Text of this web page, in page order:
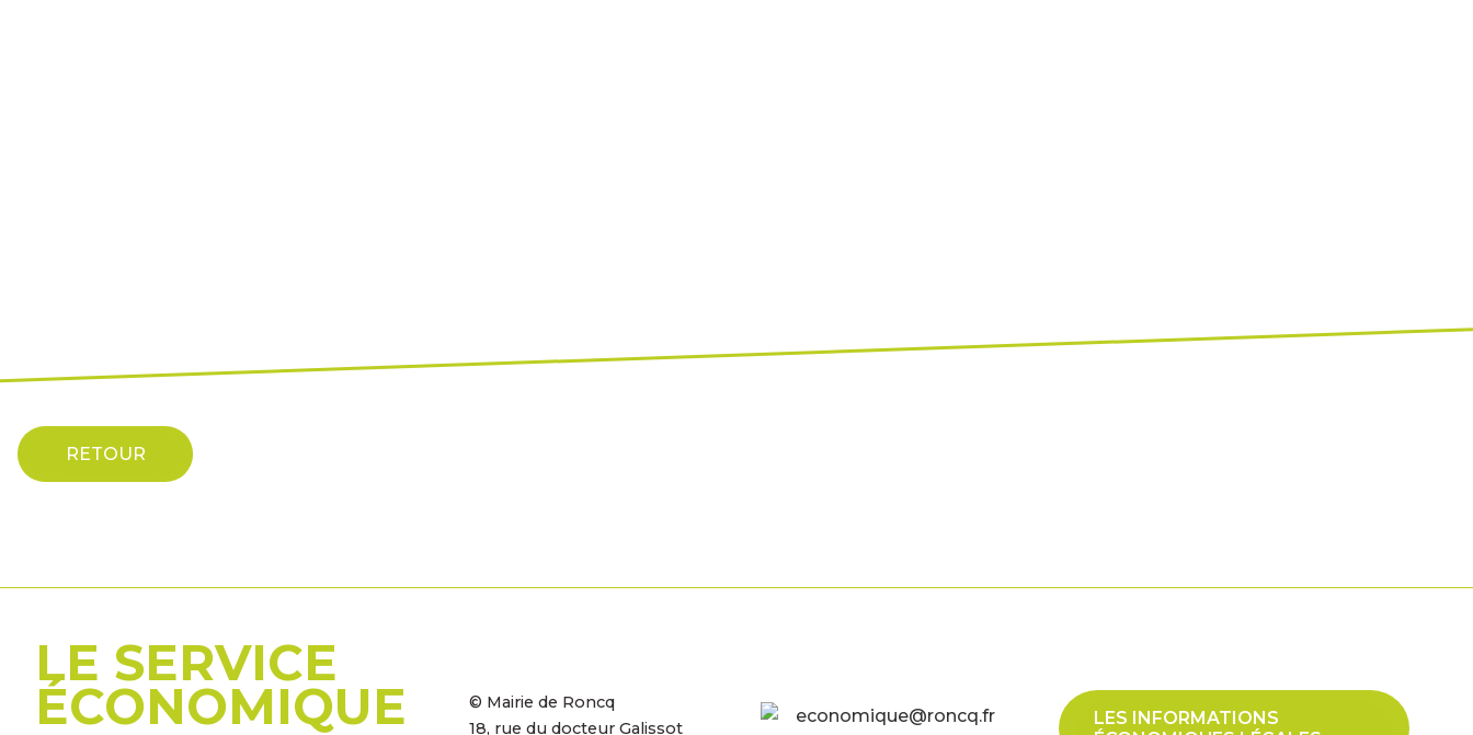
RETOUR
LE SERVICE
ÉCONOMIQUE
© Mairie de Roncq
18, rue du docteur Galissot
economique@roncq.fr
LES INFORMATIONS